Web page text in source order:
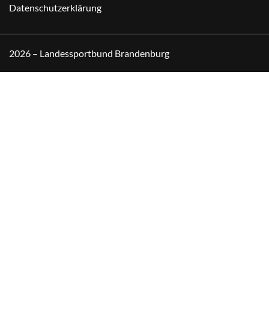
Datenschutzerklärung
2026 – Landessportbund Brandenburg